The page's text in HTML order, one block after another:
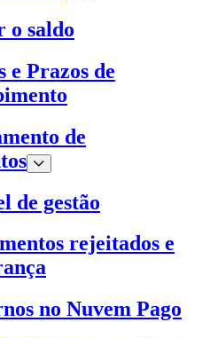
o saldo
e Prazos de
de
de gestão
rejeitados e
no Nuvem Pago